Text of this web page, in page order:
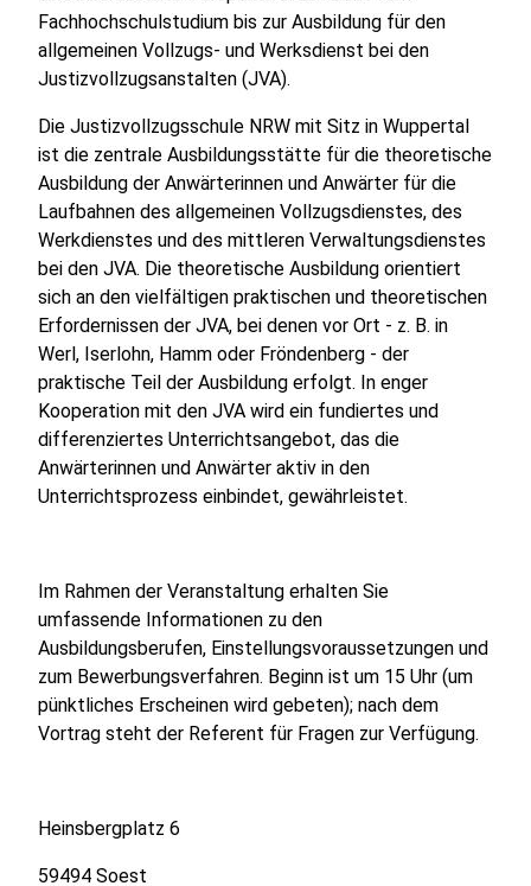
Fachhochschulstudium bis zur Ausbildung für den
allgemeinen Vollzugs- und Werksdienst bei den
Justizvollzugsanstalten (JVA).
Die Justizvollzugsschule NRW mit Sitz in Wuppertal
ist die zentrale Ausbildungsstätte für die theoretische
Ausbildung der Anwärterinnen und Anwärter für die
Laufbahnen des allgemeinen Vollzugsdienstes, des
Werkdienstes und des mittleren Verwaltungsdienstes
bei den JVA. Die theoretische Ausbildung orientiert
sich an den vielfältigen praktischen und theoretischen
Erfordernissen der JVA, bei denen vor Ort - z. B. in
Werl, Iserlohn, Hamm oder Fröndenberg - der
praktische Teil der Ausbildung erfolgt. In enger
Kooperation mit den JVA wird ein fundiertes und
differenziertes Unterrichtsangebot, das die
Anwärterinnen und Anwärter aktiv in den
Unterrichtsprozess einbindet, gewährleistet.
Im Rahmen der Veranstaltung erhalten Sie
umfassende Informationen zu den
Ausbildungsberufen, Einstellungsvoraussetzungen und
zum Bewerbungsverfahren. Beginn ist um 15 Uhr (um
pünktliches Erscheinen wird gebeten); nach dem
Vortrag steht der Referent für Fragen zur Verfügung.
Heinsbergplatz 6
59494 Soest